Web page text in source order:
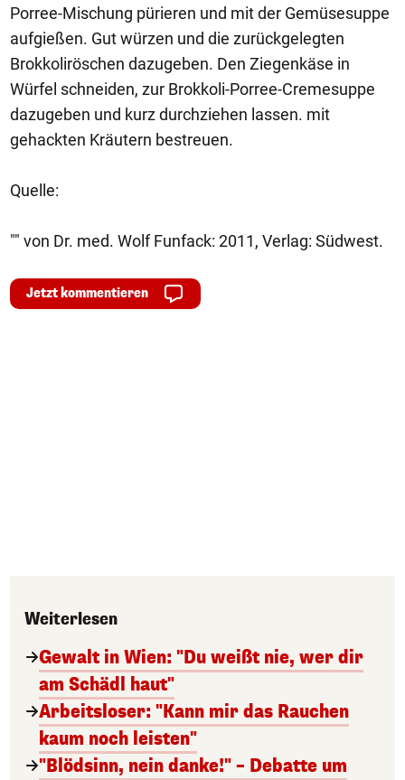
Porree-Mischung pürieren und mit der Gemüsesuppe
aufgießen. Gut würzen und die zurückgelegten
Brokkoliröschen dazugeben. Den Ziegenkäse in
Würfel schneiden, zur Brokkoli-Porree-Cremesuppe
dazugeben und kurz durchziehen lassen. mit
gehackten Kräutern bestreuen.
Quelle:
"" von Dr. med. Wolf Funfack: 2011, Verlag: Südwest.
Jetzt kommentieren
Weiterlesen
Gewalt in Wien: "Du weißt nie, wer dir
am Schädl haut"
Arbeitsloser: "Kann mir das Rauchen
kaum noch leisten"
"Blödsinn, nein danke!" – Debatte um